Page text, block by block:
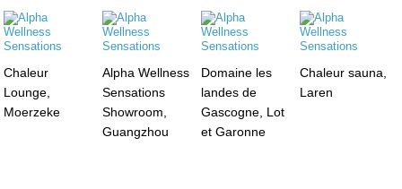
Chaleur
Lounge,
Moerzeke
Alpha Wellness
Sensations
Showroom,
Guangzhou
Domaine les
landes de
Gascogne, Lot
et Garonne
Chaleur sauna,
Laren